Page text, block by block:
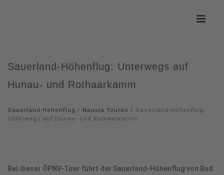
Sauerland-Höhenflug: Unterwegs auf
Hunau- und Rothaarkamm
Sauerland-Höhenflug / Neusta Touren / Sauerland-Höhenflug:
Unterwegs auf Hunau- und Rothaarkamm
Bei dieser ÖPNV-Tour führt der Sauerland-Höhenflug von Bad